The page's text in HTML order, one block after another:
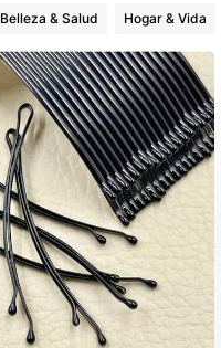
Belleza & Salud Hogar & Vida